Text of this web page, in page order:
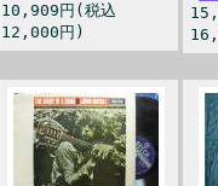
10,909円(税込
12,000円)